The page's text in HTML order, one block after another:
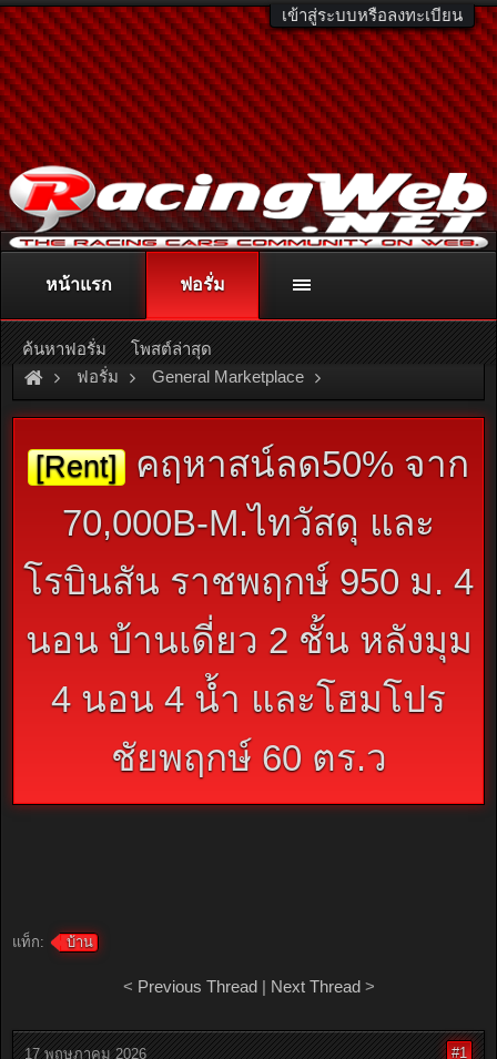
เข้าสู่ระบบหรือลงทะเบียน
ติดต่อลงโฆษณา racingweb@gmail.comหรือโทร. 081-811-1138
หรืออ่านรายละเอียดเพิ่มเติม คลิกที่นี่
ฟอรั่ม General Marketplace
สินค้าทั่วไป ไม่มีหมวดหมู่
[Rent] คฤหาสน์ลด50% จาก
70,000B-M.ไทวัสดุ และ
โรบินสัน ราชพฤกษ์ 950 ม. 4
นอน บ้านเดี่ยว 2 ชั้น หลังมุม
4 นอน 4 น้ำ และโฮมโปร
ชัยพฤกษ์ 60 ตร.ว
แท็ก: บ้าน
< Previous Thread| Next Thread>
17 พฤษภาคม 2026 #1
หน้าแรก ฟอรั่ม
ค้นหาฟอรั่ม โพสต์ล่าสุด